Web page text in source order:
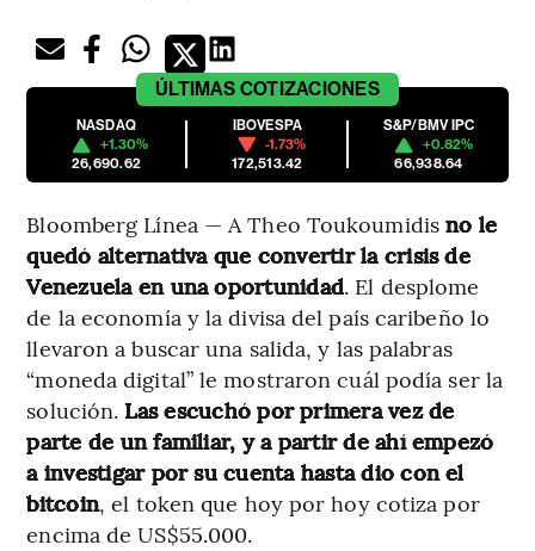
ÚLTIMAS COTIZACIONES
NASDAQ
+1.30%
26,690.62
IBOVESPA
-1.73%
172,513.42
S&P/BMV IPC
+0.82%
66,938.64
Bloomberg Línea — A Theo Toukoumidis no le
quedó alternativa que convertir la crisis de
Venezuela en una oportunidad. El desplome
de la economía y la divisa del país caribeño lo
llevaron a buscar una salida, y las palabras
“moneda digital” le mostraron cuál podía ser la
solución. Las escuchó por primera vez de
parte de un familiar, y a partir de ahí empezó
a investigar por su cuenta hasta dio con el
bitcoin, el token que hoy por hoy cotiza por
encima de US$55.000.